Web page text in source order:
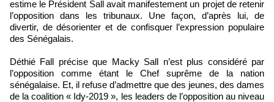
estime le Président Sall avait manifestement un projet de retenir
l’opposition dans les tribunaux. Une façon, d’après lui, de
divertir, de désorienter et de confisquer l’expression populaire
des Sénégalais.
Déthié Fall précise que Macky Sall n’est plus considéré par
l’opposition comme étant le Chef suprême de la nation
sénégalaise. Et, il refuse d’admettre que des jeunes, des dames
de la coalition « Idy-2019 », les leaders de l’opposition au niveau